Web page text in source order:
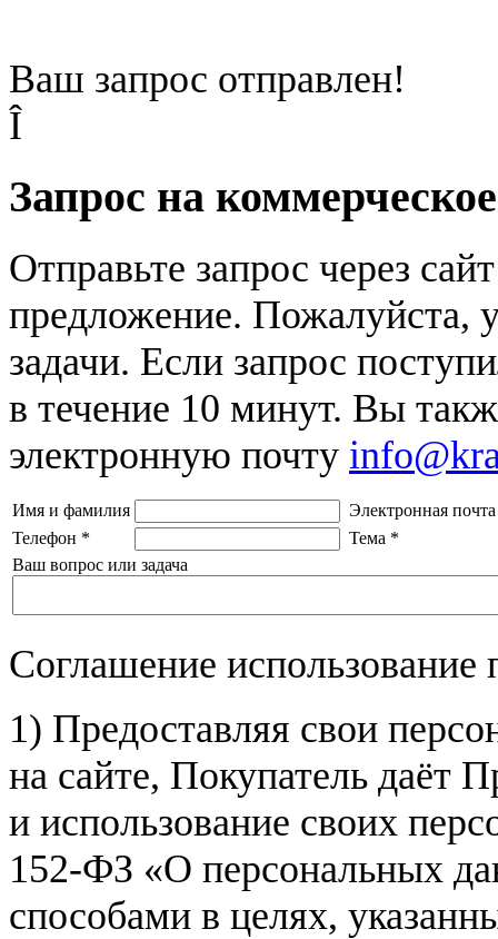
Ваш запрос отправлен!
Î
Запрос на
Отправьте запрос через
предложение. Пожалуйста,
задачи. Если запрос
в течение 10 минут. Вы
электронную почту
Имя и фамилия
Электронная почта
Телефон * Тема *
Ваш вопрос или задача
Соглашение
1) Предоставляя свои
на сайте, Покупатель даёт
и использование своих
152-ФЗ «О персональных
способами в целях,